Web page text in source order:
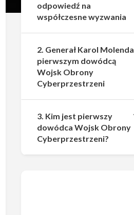
odpowiedź na
współczesne wyzwania
2. Generał Karol Molenda
pierwszym dowódcą
Wojsk Obrony
Cyberprzestrzeni
3. Kim jest pierwszy
dowódca Wojsk Obrony
Cyberprzestrzeni?